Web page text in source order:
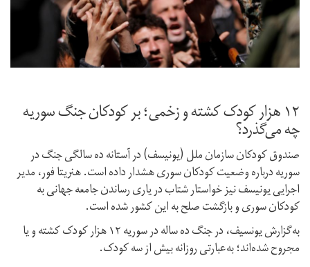
۱۲ هزار کودک کشته و زخمی؛ بر کودکان جنگ سوریه
چه می‌گذرد؟
صندوق کودکان سازمان ملل (یونیسف) در آستانه ده‌ سالگی جنگ در
سوریه درباره وضعیت کودکان سوری هشدار داده است. هنریتا فور، مدیر
اجرایی یونیسف نیز خواستار شتاب در یاری رساندن جامعه جهانی به
کودکان سوری و بازگشت صلح به این کشور شده است.
به‌گزارش یونسیف، در جنگ ده‌ ساله در سوریه ۱۲ هزار کودک کشته و یا
مجروح شده‌اند؛ به‌عبارتی روزانه بیش از سه کودک.